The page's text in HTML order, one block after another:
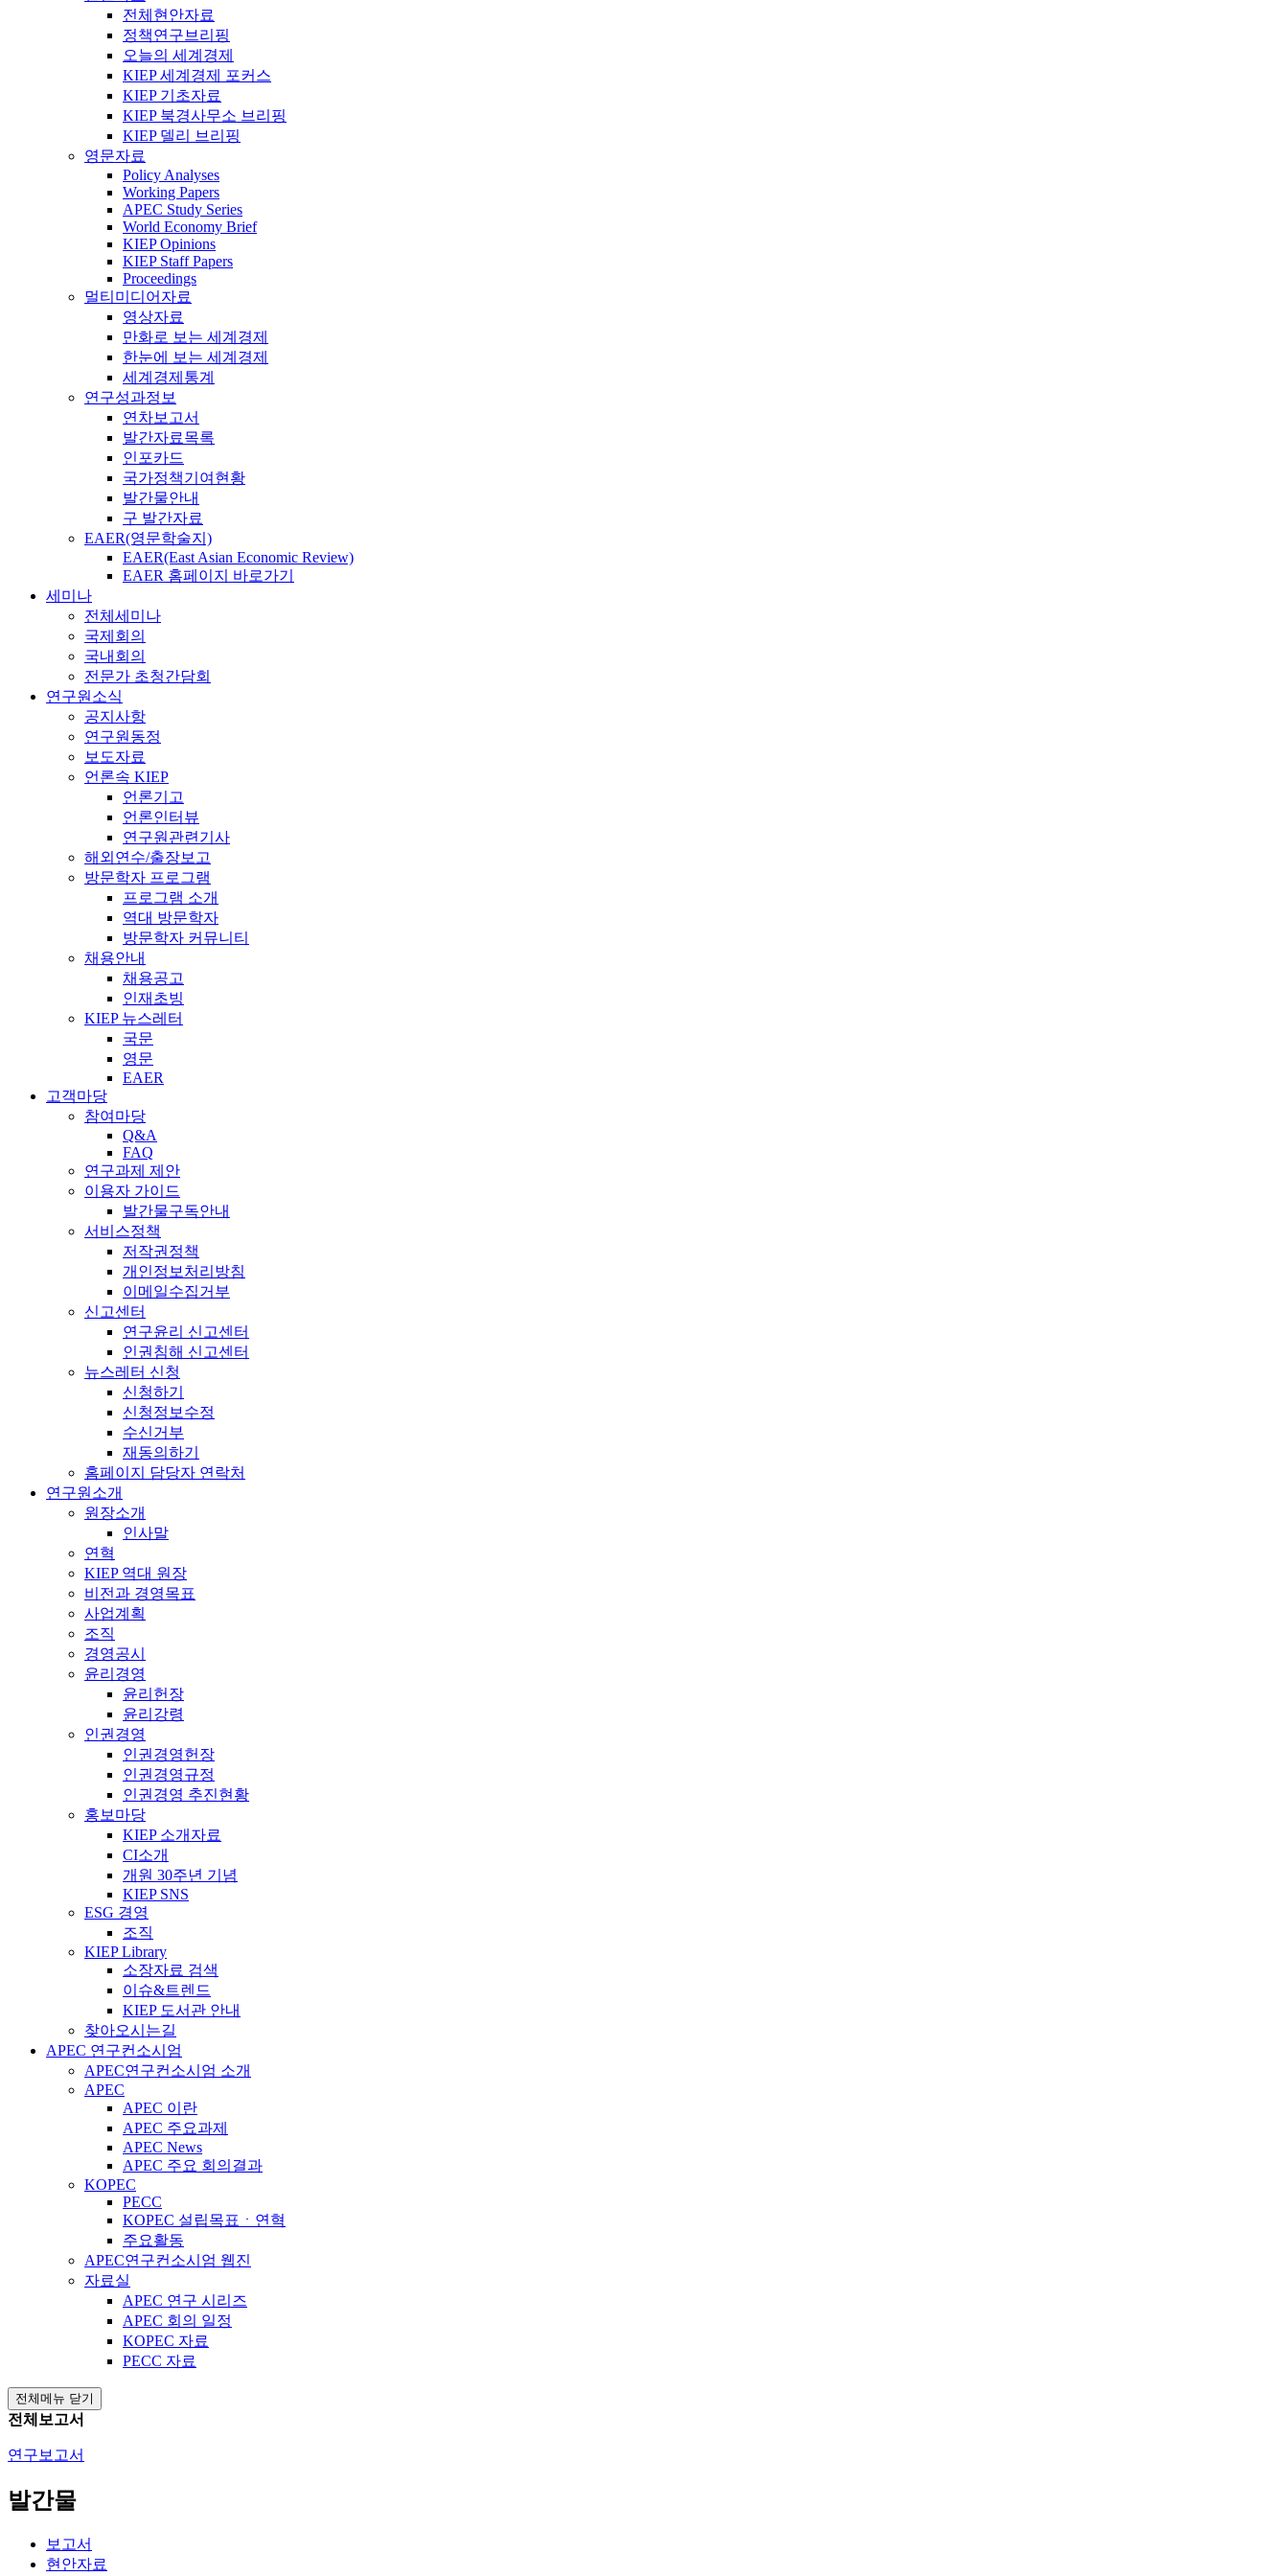
전체현안자료
정책연구브리핑
오늘의 세계경제
KIEP 세계경제 포커스
KIEP 기초자료
KIEP 북경사무소 브리핑
KIEP 델리 브리핑
영문자료
Policy Analyses
Working Papers
APEC Study Series
World Economy Brief
KIEP Opinions
KIEP Staff Papers
Proceedings
멀티미디어자료
영상자료
만화로 보는 세계경제
한눈에 보는 세계경제
세계경제통계
연구성과정보
연차보고서
발간자료목록
인포카드
국가정책기여현황
발간물안내
구 발간자료
EAER(영문학술지)
EAER(East Asian Economic Review)
EAER 홈페이지 바로가기
세미나
전체세미나
국제회의
국내회의
전문가 초청간담회
연구원소식
공지사항
연구원동정
보도자료
언론속 KIEP
언론기고
언론인터뷰
연구원관련기사
해외연수/출장보고
방문학자 프로그램
프로그램 소개
역대 방문학자
방문학자 커뮤니티
채용안내
채용공고
인재초빙
KIEP 뉴스레터
국문
영문
EAER
고객마당
참여마당
Q&A
FAQ
연구과제 제안
이용자 가이드
발간물구독안내
서비스정책
저작권정책
개인정보처리방침
이메일수집거부
신고센터
연구윤리 신고센터
인권침해 신고센터
뉴스레터 신청
신청하기
신청정보수정
수신거부
재동의하기
홈페이지 담당자 연락처
연구원소개
원장소개
인사말
연혁
KIEP 역대 원장
비전과 경영목표
사업계획
조직
경영공시
윤리경영
윤리헌장
윤리강령
인권경영
인권경영헌장
인권경영규정
인권경영 추진현황
홍보마당
KIEP 소개자료
CI소개
개원 30주년 기념
KIEP SNS
ESG 경영
조직
KIEP Library
소장자료 검색
이슈&트렌드
KIEP 도서관 안내
찾아오시는길
APEC 연구컨소시엄
APEC연구컨소시엄 소개
APEC
APEC 이란
APEC 주요과제
APEC News
APEC 주요 회의결과
KOPEC
PECC
KOPEC 설립목표ㆍ연혁
주요활동
APEC연구컨소시엄 웹진
자료실
APEC 연구 시리즈
APEC 회의 일정
KOPEC 자료
PECC 자료
전체메뉴 닫기
전체보고서
연구보고서
발간물
보고서
현안자료